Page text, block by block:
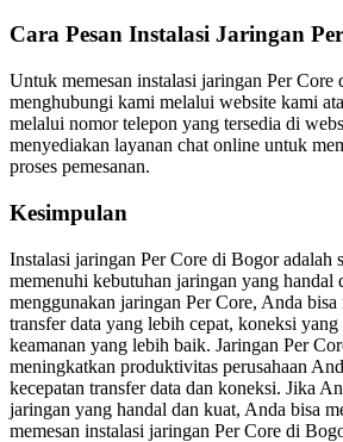
Cara Pesan Instalasi Jaringan
Untuk memesan instalasi jaringan Per Core
menghubungi kami melalui website kami
melalui nomor telepon yang tersedia di
menyediakan layanan chat online untuk
proses pemesanan.
Kesimpulan
Instalasi jaringan Per Core di Bogor adalah
memenuhi kebutuhan jaringan yang handal
menggunakan jaringan Per Core, Anda bisa
transfer data yang lebih cepat, koneksi
keamanan yang lebih baik. Jaringan Per
meningkatkan produktivitas perusahaan
kecepatan transfer data dan koneksi. Jika
jaringan yang handal dan kuat, Anda bisa
memesan instalasi jaringan Per Core di